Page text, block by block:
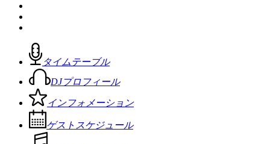
タイムテーブル
DJプロフィール
インフォメーション
ゲストスケジュール